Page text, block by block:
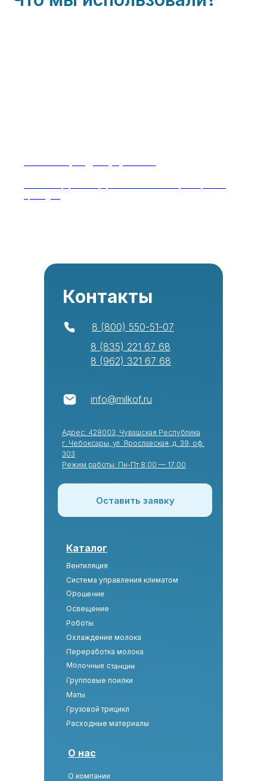
О нас
Каталог
8 (800) 550-51-07
Адрес: 428003, Чувашская Республика
г. Чебоксары, ул. Ярославская, д. 39, оф.
303
Режим работы: Пн-Пт 8:00 — 17:00
8 (835) 221 67 68
8 (962) 321 67 68
info@milkof.ru
О компании
Охлаждение молока
Грузовой трицикл
Расходные материалы
Орошение
Система управления климатом
Вентиляция
Групповые поилки
Переработка молока
Молочные станции
Роботы
Освещение
Маты
Контакты
Оставить заявку